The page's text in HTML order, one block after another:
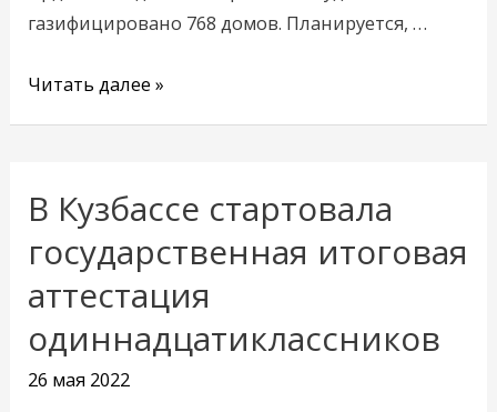
газифицировано 768 домов. Планируется, …
Новокузнецке
Читать далее »
В Кузбассе стартовала
государственная итоговая
аттестация
одиннадцатиклассников
26 мая 2022
В
Кузбассе
стартовала
государственная
итоговая
аттестация
одиннадцатиклассников